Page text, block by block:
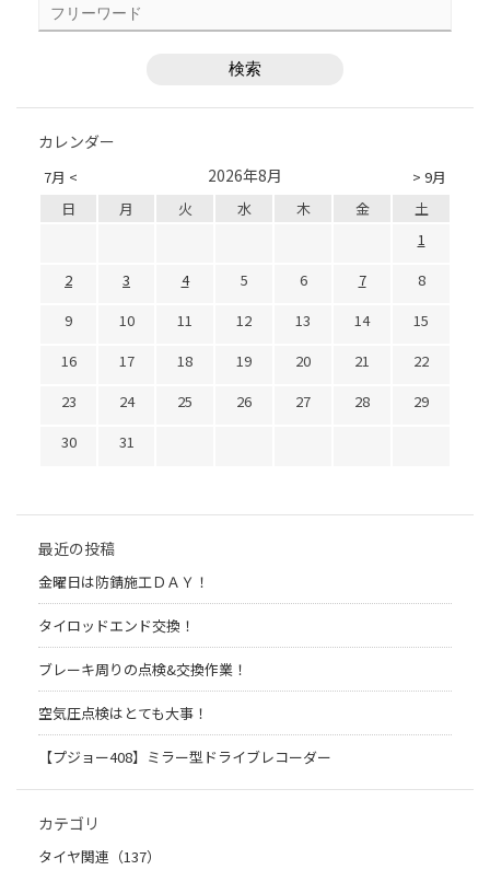
カレンダー
7月 < > 9月
2026年8月
日 月 火 水 木 金
土
1
2
3 4 5 6 7
8
9
10 11 12 13 14
15
16
17 18 19 20 21
22
23
24 25 26 27 28
29
30
31
最近の投稿
金曜日は防錆施工ＤＡＹ！
タイロッドエンド交換！
ブレーキ周りの点検&交換作業！
空気圧点検はとても大事！
【プジョー408】ミラー型ドライブレコーダー
カテゴリ
タイヤ関連（137）